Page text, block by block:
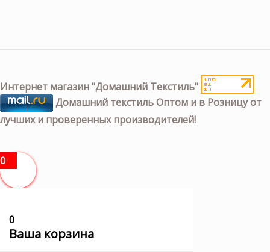
Интернет магазин "Домашний Текстиль"
Домашний текстиль Оптом и в Розницу от
лучших и проверенных производителей!
0
0
Ваша корзина